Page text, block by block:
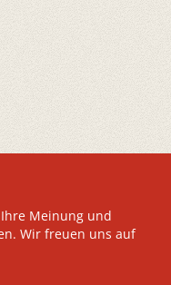
Meinung und
Wir freuen uns auf